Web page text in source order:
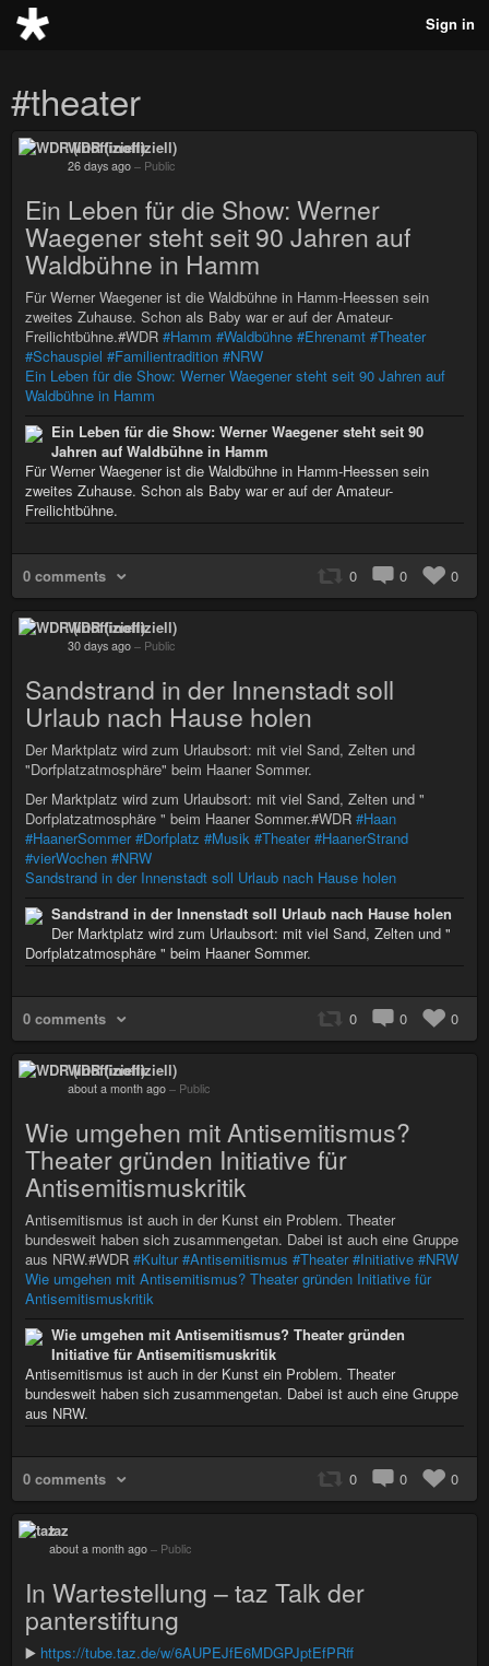
Sign in
#theater
WDR (inoffiziell)
26 days ago – Public
Ein Leben für die Show: Werner
Waegener steht seit 90 Jahren auf
Waldbühne in Hamm
Für Werner Waegener ist die Waldbühne in Hamm-Heessen sein
zweites Zuhause. Schon als Baby war er auf der Amateur-
Freilichtbühne.#WDR #Hamm #Waldbühne #Ehrenamt #Theater
#Schauspiel #Familientradition #NRW
Ein Leben für die Show: Werner Waegener steht seit 90 Jahren auf
Waldbühne in Hamm
Ein Leben für die Show: Werner Waegener steht seit 90
Jahren auf Waldbühne in Hamm
Für Werner Waegener ist die Waldbühne in Hamm-Heessen sein
zweites Zuhause. Schon als Baby war er auf der Amateur-
Freilichtbühne.
0 comments 0 0 0
WDR (inoffiziell)
30 days ago – Public
Sandstrand in der Innenstadt soll
Urlaub nach Hause holen
Der Marktplatz wird zum Urlaubsort: mit viel Sand, Zelten und
"Dorfplatzatmosphäre" beim Haaner Sommer.
Der Marktplatz wird zum Urlaubsort: mit viel Sand, Zelten und "
Dorfplatzatmosphäre " beim Haaner Sommer.#WDR #Haan
#HaanerSommer #Dorfplatz #Musik #Theater #HaanerStrand
#vierWochen #NRW
Sandstrand in der Innenstadt soll Urlaub nach Hause holen
Sandstrand in der Innenstadt soll Urlaub nach Hause holen
Der Marktplatz wird zum Urlaubsort: mit viel Sand, Zelten und "
Dorfplatzatmosphäre " beim Haaner Sommer.
0 comments 0 0 0
WDR (inoffiziell)
about a month ago – Public
Wie umgehen mit Antisemitismus?
Theater gründen Initiative für
Antisemitismuskritik
Antisemitismus ist auch in der Kunst ein Problem. Theater
bundesweit haben sich zusammengetan. Dabei ist auch eine Gruppe
aus NRW.#WDR #Kultur #Antisemitismus #Theater #Initiative #NRW
Wie umgehen mit Antisemitismus? Theater gründen Initiative für
Antisemitismuskritik
Wie umgehen mit Antisemitismus? Theater gründen
Initiative für Antisemitismuskritik
Antisemitismus ist auch in der Kunst ein Problem. Theater
bundesweit haben sich zusammengetan. Dabei ist auch eine Gruppe
aus NRW.
0 comments 0 0 0
taz
about a month ago – Public
In Wartestellung – taz Talk der
panterstiftung
▶️ https://tube.taz.de/w/6AUPEJfE6MDGPJptEfPRff